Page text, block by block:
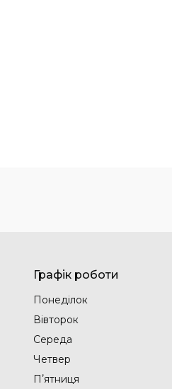
Графік роботи
Понеділок
Вівторок
Середа
Четвер
Пʼятниця